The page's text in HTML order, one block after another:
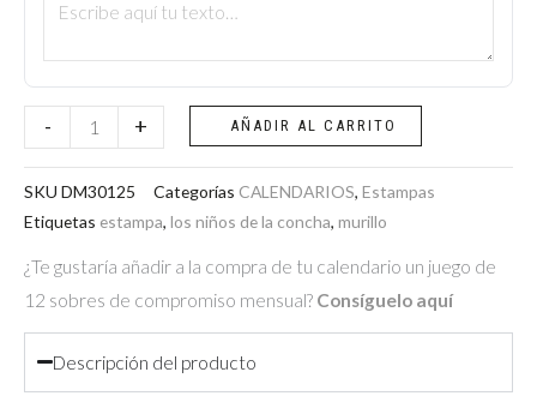
-
Niños
La
(Murillo)
cantidad
+ AÑADIR AL CARRITO
SKU DM30125 Categorías CALENDARIOS, Estampas
Etiquetas estampa, los niños de la concha, murillo
¿Te gustaría añadir a la compra de tu calendario un juego de
12 sobres de compromiso mensual? Consíguelo aquí
Descripción del producto